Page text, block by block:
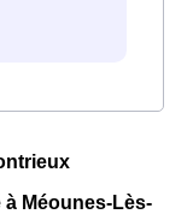
à Méounes-Lès-